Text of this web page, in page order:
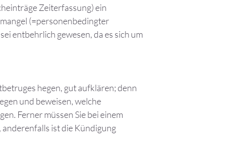
Zeiterfassung) ein
(=personenbedingter
entbehrlich gewesen, da es sich um
hegen, gut aufklären; denn
und beweisen, welche
Ferner müssen Sie bei einem
ist die Kündigung